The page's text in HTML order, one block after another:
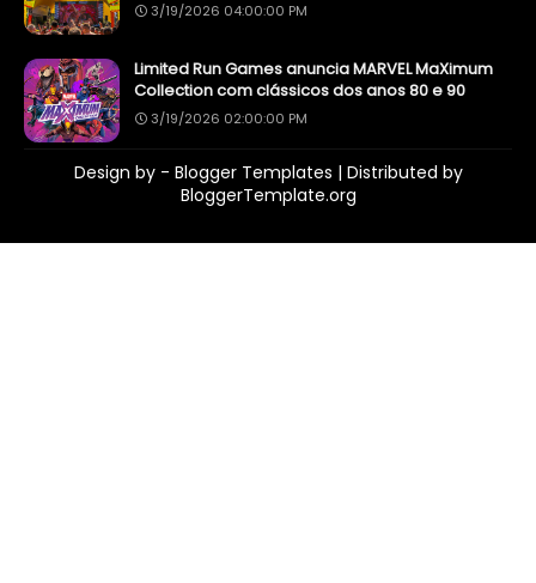
3/19/2026 04:00:00 PM
Limited Run Games anuncia MARVEL MaXimum
Collection com clássicos dos anos 80 e 90
3/19/2026 02:00:00 PM
Design by - Blogger Templates | Distributed by
BloggerTemplate.org